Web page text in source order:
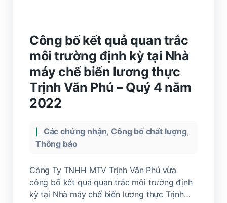
Công bố kết quả quan trắc
môi trường định kỳ tại Nhà
máy chế biến lương thực
Trịnh Văn Phú – Quý 4 năm
2022
Các chứng nhận, Công bố chất lượng,
Thông báo
Công Ty TNHH MTV Trịnh Văn Phú vừa
công bố kết quả quan trắc môi trường định
kỳ tại Nhà máy chế biến lương thực Trịnh